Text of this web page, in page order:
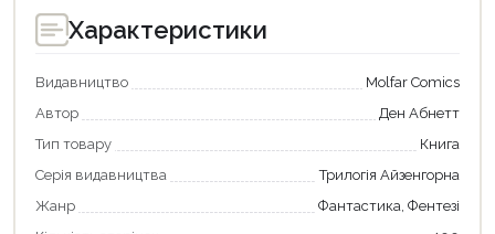
Характеристики
Видавництво
Molfar Comics
Автор
Ден Абнетт
Тип товару
Книга
Серія видавництва
Трилогія Айзенгорна
Жанр
Фантастика, Фентезі